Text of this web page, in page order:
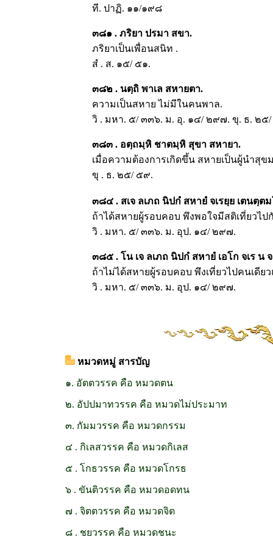
ที. ปาฏิ. ๑๑/๑๙๘
๓๘๑ . ภริยา ปรมา สขา.
ภริยาเป็นเพื่อนสนิท .
สํ . ส. ๑๕/ ๕๑.
๓๘๒ . นตฺถิ พาเล สหายตา.
ความเป็นสหาย ไม่มีในคนพาล.
วิ . มหา. ๕/ ๓๓๖. ม. อุ. ๑๔/ ๒๙๗. ขุ. ธ. ๒๕
๓๘๓ . อตฺถมฺหิ ชาตมฺหิ สุขา สหายา.
เมื่อความต้องการเกิดขึ้น สหายเป็นผู้นำสุข
ขุ . ธ. ๒๕/ ๕๙.
๓๘๔ . สเจ ลเภถ นิปกํ สหายํ จเรยฺย เตนตฺต
ถ้าได้สหายผู้รอบคอบ พึงพอใจมีสติเที่ยวไป
วิ . มหา. ๕/ ๓๓๖. ม. อุป. ๑๔/ ๒๙๗.
๓๘๕ . โน เจ ลเภถ นิปกํ สหายํ เอโก จเร น
ถ้าไม่ได้สหายผู้รอบคอบ พึงเที่ยวไปคนเดีย
วิ . มหา. ๕/ ๓๓๖. ม. อุป. ๑๔/ ๒๙๗.
หมวดหมู่ สารบัญ
๑. อัตตวรรค คือ หมวดตน
๒. อัปปมาทวรรค คือ หมวดไม่ประมาท
๓. กัมมวรรค คือ หมวดกรรม
๔ . กิเลสวรรค คือ หมวดกิเลส
๕ . โกธวรรค คือ หมวดโกรธ
๖ . ขันติวรรค คือ หมวดอดทน
๗ . จิตตวรรค คือ หมวดจิต
๘ . ชยวรรค คือ หมวดชนะ